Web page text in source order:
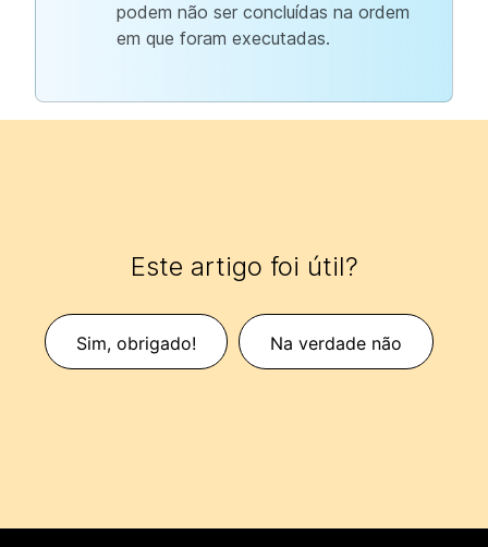
podem não ser concluídas na ordem
em que foram executadas.
Este artigo foi útil?
Sim, obrigado! Na verdade não